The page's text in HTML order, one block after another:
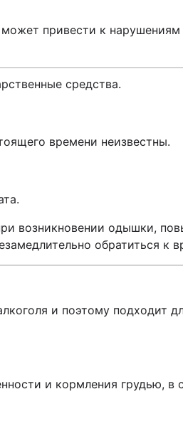
привести к
средства.
времени неизвестны.
возникновении одышки,
обратиться к
и поэтому подходит
и кормления грудью, в